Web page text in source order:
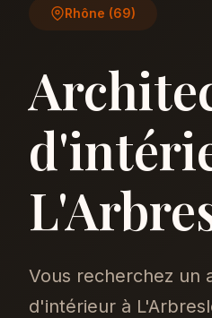
Rhône (69)
Vous recherchez un
d'intérieur à